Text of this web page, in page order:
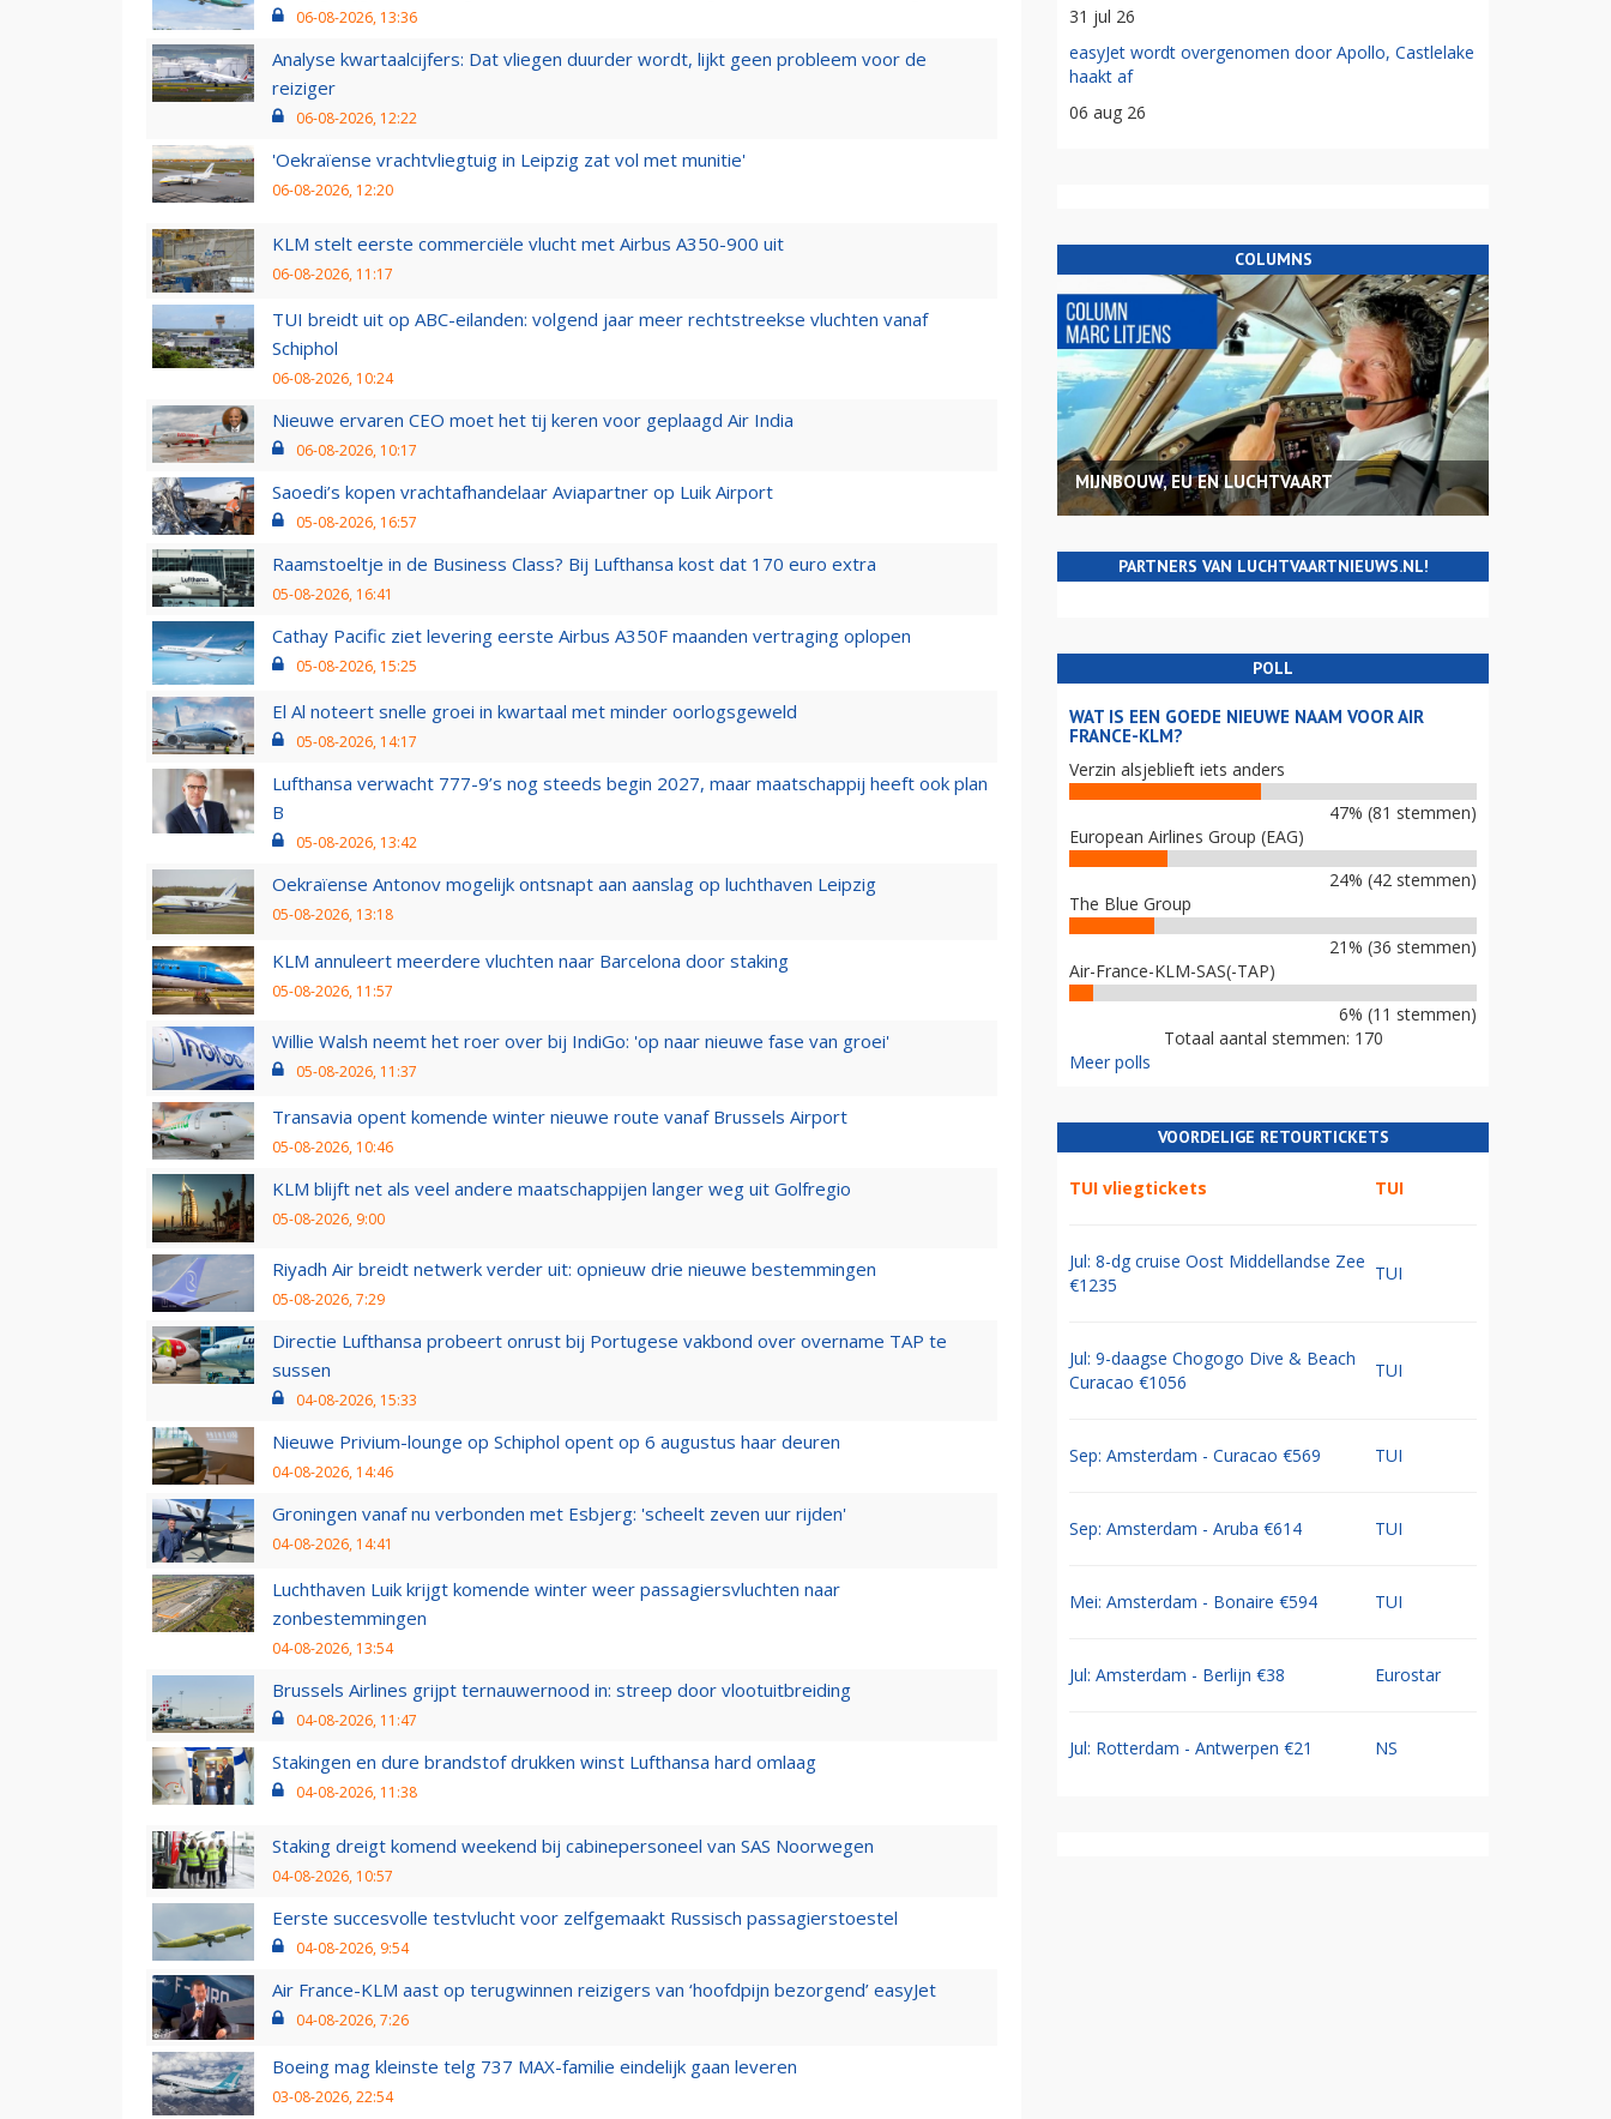
06-08-2026, 13:36
Analyse kwartaalcijfers: Dat vliegen duurder wordt, lijkt geen probleem voor de
reiziger
06-08-2026, 12:22
'Oekraïense vrachtvliegtuig in Leipzig zat vol met munitie'
06-08-2026, 12:20
KLM stelt eerste commerciële vlucht met Airbus A350-900 uit
06-08-2026, 11:17
TUI breidt uit op ABC-eilanden: volgend jaar meer rechtstreekse vluchten vanaf
Schiphol
06-08-2026, 10:24
Nieuwe ervaren CEO moet het tij keren voor geplaagd Air India
06-08-2026, 10:17
Saoedi’s kopen vrachtafhandelaar Aviapartner op Luik Airport
05-08-2026, 16:57
Raamstoeltje in de Business Class? Bij Lufthansa kost dat 170 euro extra
05-08-2026, 16:41
Cathay Pacific ziet levering eerste Airbus A350F maanden vertraging oplopen
05-08-2026, 15:25
El Al noteert snelle groei in kwartaal met minder oorlogsgeweld
05-08-2026, 14:17
Lufthansa verwacht 777-9’s nog steeds begin 2027, maar maatschappij heeft ook plan
B
05-08-2026, 13:42
Oekraïense Antonov mogelijk ontsnapt aan aanslag op luchthaven Leipzig
05-08-2026, 13:18
KLM annuleert meerdere vluchten naar Barcelona door staking
05-08-2026, 11:57
Willie Walsh neemt het roer over bij IndiGo: 'op naar nieuwe fase van groei'
05-08-2026, 11:37
Transavia opent komende winter nieuwe route vanaf Brussels Airport
05-08-2026, 10:46
KLM blijft net als veel andere maatschappijen langer weg uit Golfregio
05-08-2026, 9:00
Riyadh Air breidt netwerk verder uit: opnieuw drie nieuwe bestemmingen
05-08-2026, 7:29
Directie Lufthansa probeert onrust bij Portugese vakbond over overname TAP te
sussen
04-08-2026, 15:33
Nieuwe Privium-lounge op Schiphol opent op 6 augustus haar deuren
04-08-2026, 14:46
Groningen vanaf nu verbonden met Esbjerg: 'scheelt zeven uur rijden'
04-08-2026, 14:41
Luchthaven Luik krijgt komende winter weer passagiersvluchten naar
zonbestemmingen
04-08-2026, 13:54
Brussels Airlines grijpt ternauwernood in: streep door vlootuitbreiding
04-08-2026, 11:47
Stakingen en dure brandstof drukken winst Lufthansa hard omlaag
04-08-2026, 11:38
Staking dreigt komend weekend bij cabinepersoneel van SAS Noorwegen
04-08-2026, 10:57
Eerste succesvolle testvlucht voor zelfgemaakt Russisch passagierstoestel
04-08-2026, 9:54
Air France-KLM aast op terugwinnen reizigers van ‘hoofdpijn bezorgend’ easyJet
04-08-2026, 7:26
Boeing mag kleinste telg 737 MAX-familie eindelijk gaan leveren
03-08-2026, 22:54
31 jul 26
easyJet wordt overgenomen door Apollo, Castlelake
haakt af
06 aug 26
COLUMNS
MIJNBOUW, EU EN LUCHTVAART
PARTNERS VAN LUCHTVAARTNIEUWS.NL!
POLL
WAT IS EEN GOEDE NIEUWE NAAM VOOR AIR
FRANCE-KLM?
Verzin alsjeblieft iets anders
47% (81 stemmen)
European Airlines Group (EAG)
24% (42 stemmen)
The Blue Group
21% (36 stemmen)
Air-France-KLM-SAS(-TAP)
6% (11 stemmen)
Totaal aantal stemmen: 170
Meer polls
VOORDELIGE RETOURTICKETS
TUI vliegtickets TUI
Jul: 8-dg cruise Oost Middellandse Zee
€1235
TUI
Jul: 9-daagse Chogogo Dive & Beach
Curacao €1056
TUI
Sep: Amsterdam - Curacao €569 TUI
Sep: Amsterdam - Aruba €614 TUI
Mei: Amsterdam - Bonaire €594 TUI
Jul: Amsterdam - Berlijn €38 Eurostar
Jul: Rotterdam - Antwerpen €21 NS